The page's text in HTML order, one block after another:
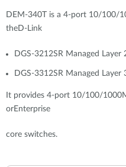
DEM-340T is a 4-port 10/100/
theD-Link
DGS-3212SR Managed Layer
DGS-3312SR Managed Layer
It provides 4-port 10/100/
orEnterprise
core switches.